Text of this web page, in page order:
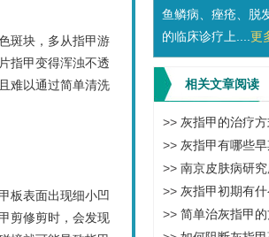
斑块，多从指甲游
指甲变得浑浊不透
难以通过简单清洗
板表面出现细小凹
剪修剪时，会发现
鱼鳞病、痤疮、脱
的临床诊疗上.... 更
相关文章阅读
>> 灰指甲的治疗
>> 灰指甲有哪些
>> 南京皮肤病研
>> 灰指甲初期有
>> 简单治灰指甲